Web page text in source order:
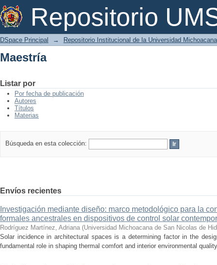
Repositorio
Maestría
DSpace Principal → Repositorio Institucional de la Universidad
Maestría
Listar por
Por fecha de publicación
Autores
Títulos
Materias
Búsqueda en esta colección:
Envíos recientes
Investigación mediante diseño: marco metodológico para la
formales ancestrales en dispositivos de control solar
Rodríguez Martínez, Adriana (Universidad Michoacana de San Nicolas de
Solar incidence in architectural spaces is a determining factor in the
fundamental role in shaping thermal comfort and interior environmental